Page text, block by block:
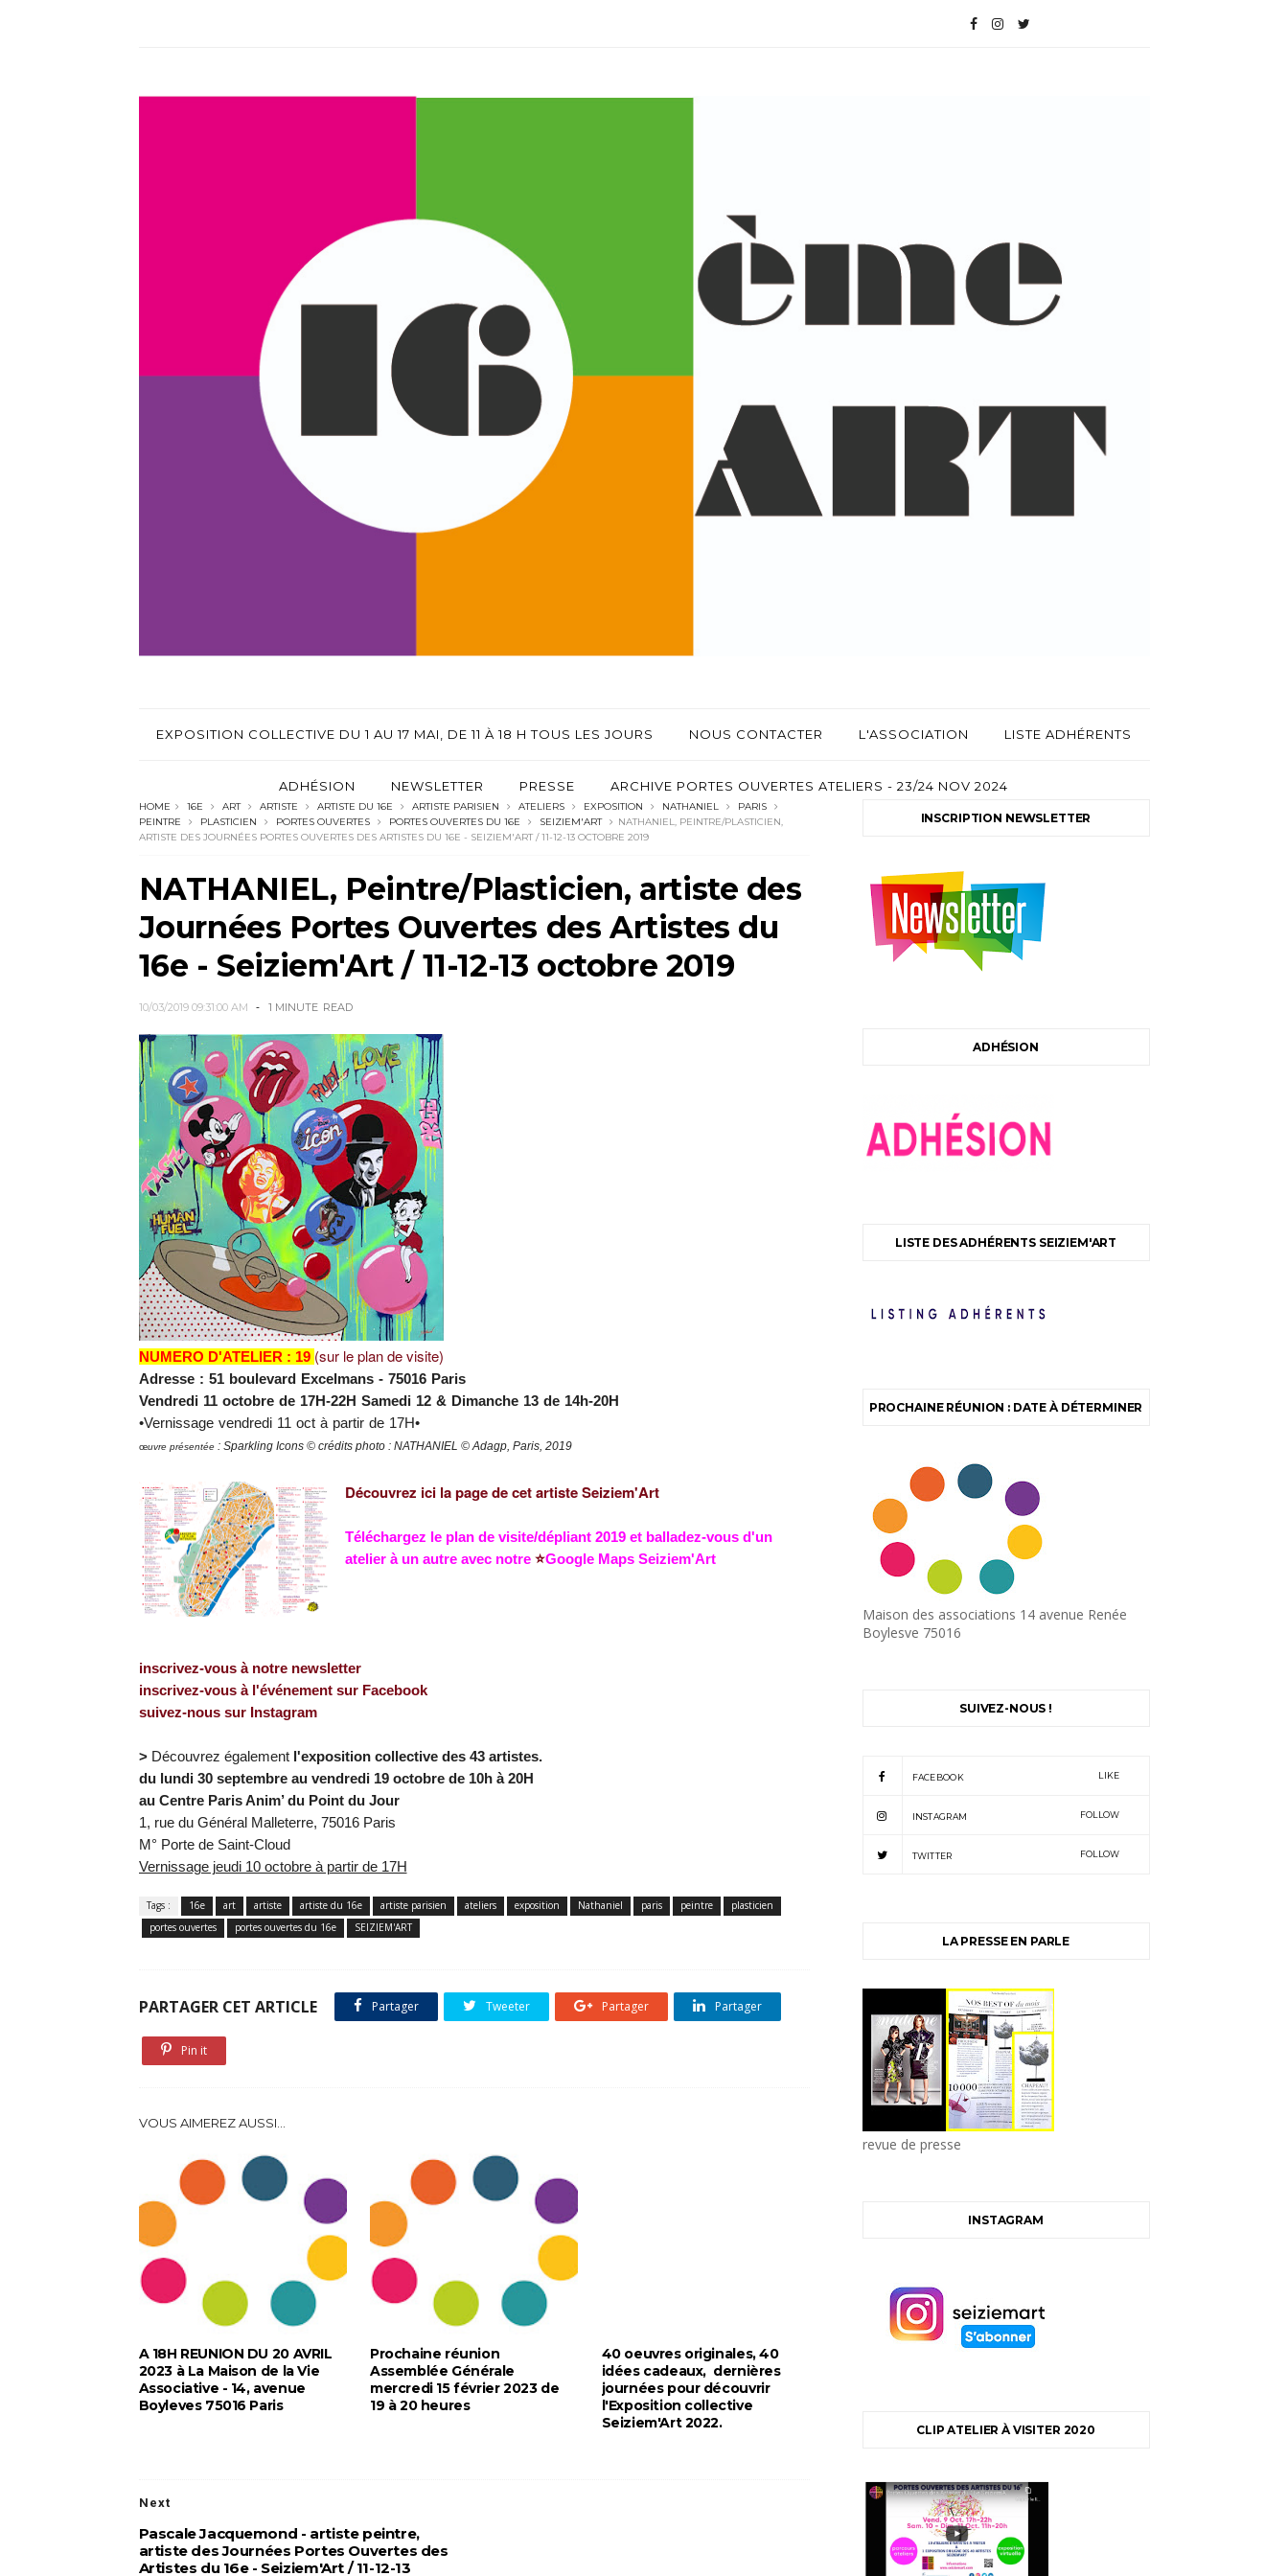
EXPOSITION COLLECTIVE DU 1 AU 17 MAI, DE 11 À 18 H TOUS LES JOURS NOUS CONTACTER L'ASSOCIATION LISTE ADHÉRENTS
ADHÉSION NEWSLETTER PRESSE ARCHIVE PORTES OUVERTES ATELIERS - 23/24 NOV 2024
HOME 16E ART ARTISTE ARTISTE DU 16E ARTISTE PARISIEN ATELIERS EXPOSITION NATHANIEL
PARIS
PEINTRE
PLASTICIEN PORTES OUVERTES PORTES OUVERTES DU 16E SEIZIEM'ART
NATHANIEL, PEINTRE/PLASTICIEN,
ARTISTE DES JOURNÉES PORTES OUVERTES DES ARTISTES DU 16E - SEIZIEM'ART / 11-12-13 OCTOBRE 2019
NATHANIEL, Peintre/Plasticien, artiste des
Journées Portes Ouvertes des Artistes du
16e - Seiziem'Art / 11-12-13 octobre 2019
10/03/2019 09:31:00 AM 1 MINUTE READ
NUMERO D'ATELIER : 19 (sur le plan de visite)
Adresse : 51 boulevard Excelmans - 75016 Paris
Vendredi 11 octobre de 17H-22H Samedi 12 & Dimanche 13 de 14h-20H
•Vernissage vendredi 11 oct à partir de 17H•
œuvre présentée : Sparkling Icons © crédits photo : NATHANIEL © Adagp, Paris, 2019
Découvrez ici la page de cet artiste Seiziem'Art
Téléchargez le plan de visite/dépliant 2019 et balladez-vous d'un
atelier à un autre avec notre ⭐️Google Maps Seiziem'Art
inscrivez-vous à notre newsletter
inscrivez-vous à l'événement sur Facebook
suivez-nous sur Instagram
> Découvrez égalementl'exposition collective des 43 artistes.
du lundi 30 septembre au vendredi 19 octobre de 10h à 20H
au Centre Paris Anim’ du Point du Jour
1, rue du Général Malleterre, 75016 Paris
M° Porte de Saint-Cloud
Vernissage jeudi 10 octobre à partir de 17H
Tags : 16e art artiste artiste du 16e artiste parisien ateliers exposition Nathaniel paris peintre
plasticien
portes ouvertes
portes ouvertes du 16e SEIZIEM'ART
PARTAGER CET ARTICLE Partager Tweeter Partager Partager
Pin it
VOUS AIMEREZ AUSSI...
A 18H REUNION DU 20 AVRIL
2023 à La Maison de la Vie
Associative - 14, avenue
Boyleves 75016 Paris
Prochaine réunion
Assemblée Générale
mercredi 15 février 2023 de
19 à 20 heures
40 oeuvres originales, 40
idées cadeaux, dernières
journées pour découvrir
l'Exposition collective
Seiziem'Art 2022.
Next
Pascale Jacquemond - artiste peintre,
artiste des Journées Portes Ouvertes des
Artistes du 16e - Seiziem'Art / 11-12-13
INSCRIPTION NEWSLETTER
ADHÉSION
LISTE DES ADHÉRENTS SEIZIEM'ART
PROCHAINE RÉUNION : DATE À DÉTERMINER
Maison des associations 14 avenue Renée
Boylesve 75016
SUIVEZ-NOUS !
FACEBOOK LIKE
INSTAGRAM FOLLOW
TWITTER FOLLOW
LA PRESSE EN PARLE
revue de presse
INSTAGRAM
CLIP ATELIER À VISITER 2020